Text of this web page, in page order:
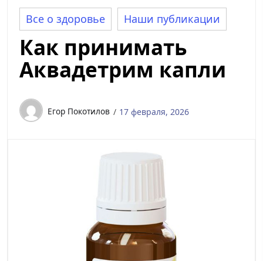
Все о здоровье Наши публикации
Как принимать
Аквадетрим капли
Егор Покотилов 17 февраля, 2026